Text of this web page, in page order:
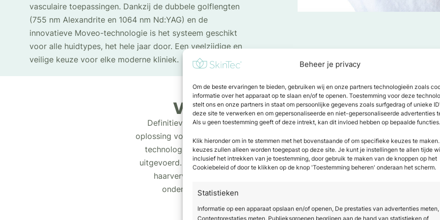
Beheer je privacy
Om de beste ervaringen te bieden, gebruiken wij en onze partners technologieën zoals
informatie over het apparaat op te slaan en/of te openen. Toestemming voor deze
stelt ons en onze partners in staat om persoonlijke gegevens zoals surfgedrag of unieke
deze site te verwerken en om gepersonaliseerde en niet-gepersonaliseerde advertenties
Als u geen toestemming geeft of deze intrekt, kan dit invloed hebben op bepaalde functies.
Klik hieronder om in te stemmen met het bovenstaande of om specifieke keuzes te
keuzes zullen alleen worden toegepast op deze site. Je kunt je instellingen te allen tijde
inclusief het intrekken van je toestemming, door gebruik te maken van de knoppen op het
Cookiebeleid of door te klikken op de knop 'Toestemming beheren' onderaan het scherm.
Statistieken
Informatie op een apparaat opslaan en/of openen, De prestaties van advertenties meten,
Contentprestaties meten, Publieksgroepen begrijpen aan de hand van statistieken of
vasculaire toepassingen. Dankzij de dubbele golflengten
(755 nm Alexandrite en 1064 nm Nd:YAG) en de
innovatieve Moveo-technologie is het systeem geschikt
voor alle huidtypes, het hele jaar door. Een veelzijdige en
veilige keuze voor elke moderne kliniek.
Voordelen van definitieve
Definitieve ontharing met de DEKA Motus Pro laser biedt uw kliniek een
oplossing voor alle huidtypen, inclusief lichte huid en lichte huidtypen. Dankzij
technologie en dubbele golflengten kunnen behandelingen snel, effectief en
uitgevoerd. Dit verhoogt de patiënttevredenheid en zorgt voor een breed scala
haarverwijdering tot huidverjonging. Met deze betrouwbare en
onderscheidt uw praktijk zich in de markt door kwaliteit, veiligheid en